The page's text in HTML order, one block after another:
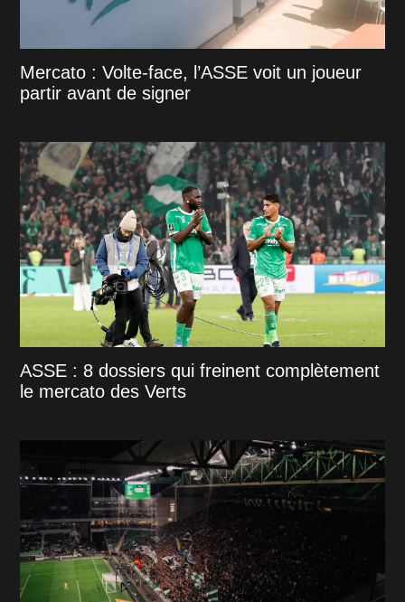
Mercato : Volte-face, l’ASSE voit un joueur
partir avant de signer
ASSE : 8 dossiers qui freinent complètement
le mercato des Verts